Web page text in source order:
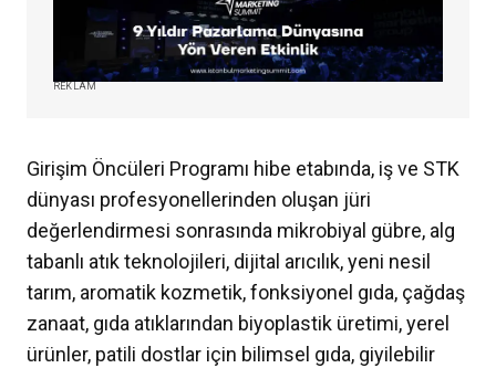
REKLAM
Girişim Öncüleri Programı hibe etabında, iş ve STK
dünyası profesyonellerinden oluşan jüri
değerlendirmesi sonrasında mikrobiyal gübre, alg
tabanlı atık teknolojileri, dijital arıcılık, yeni nesil
tarım, aromatik kozmetik, fonksiyonel gıda, çağdaş
zanaat, gıda atıklarından biyoplastik üretimi, yerel
ürünler, patili dostlar için bilimsel gıda, giyilebilir